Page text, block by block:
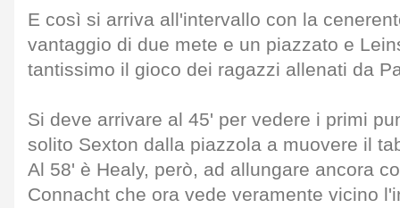
E così si arriva all'intervallo con la
vantaggio di due mete e un piazzato e
tantissimo il gioco dei ragazzi allenati da
Si deve arrivare al 45' per vedere i primi
solito Sexton dalla piazzola a muovere il
Al 58' è Healy, però, ad allungare ancora
Connacht che ora vede veramente vicino